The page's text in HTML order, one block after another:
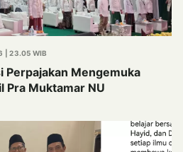
| 23.05 WIB
Perpajakan Mengemuka
Pra Muktamar NU